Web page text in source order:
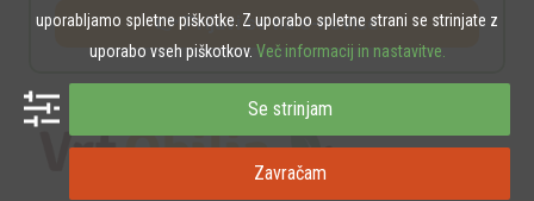
👉 Prijavi se na e-novice
uporabljamo spletne piškotke. Z uporabo spletne strani se strinjate z
uporabo vseh piškotkov. Več informacij in nastavitve.
Se strinjam
Zavračam